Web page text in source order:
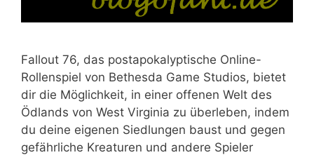
Fallout 76, das postapokalyptische Online-
Rollenspiel von Bethesda Game Studios, bietet
dir die Möglichkeit, in einer offenen Welt des
Ödlands von West Virginia zu überleben, indem
du deine eigenen Siedlungen baust und gegen
gefährliche Kreaturen und andere Spieler